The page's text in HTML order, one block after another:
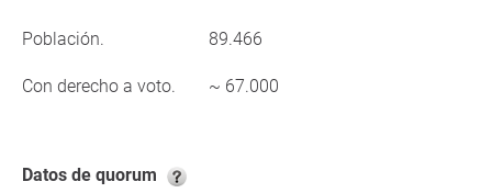
Población. 89.466
Con derecho a voto. ~ 67.000
Datos de quorum